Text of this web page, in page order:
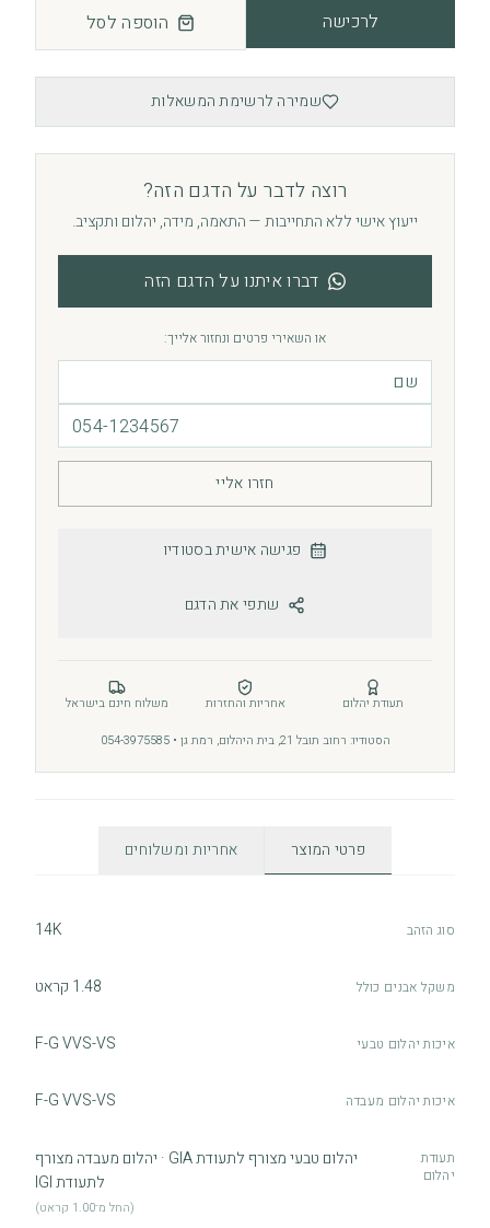
לרכישה הוספה לסל
שמירה לרשימת המשאלות
רוצה לדבר על הדגם הזה?
ייעוץ אישי ללא התחייבות — התאמה, מידה, יהלום ותקציב.
דברו איתנו על הדגם הזה
או השאירי פרטים ונחזור אלייך:
חזרו אליי
פגישה אישית בסטודיו
שתפי את הדגם
תעודת יהלום אחריות והחזרות
משלוח חינם בישראל
הסטודיו: רחוב תובל 21, בית היהלום, רמת גן • 054-3975585
פרטי המוצר אחריות ומשלוחים
סוג הזהב 14K
משקל אבנים כולל 1.48 קראט
איכות יהלום טבעי F-G VVS-VS
איכות יהלום מעבדה F-G VVS-VS
תעודת
יהלום
יהלום טבעי מצורף לתעודת GIA · יהלום מעבדה מצורף
לתעודת IGI
(החל מ־1.00 קראט)